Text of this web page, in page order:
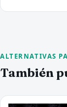
ALTERNATIVAS
También